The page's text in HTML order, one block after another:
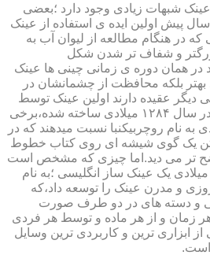
شبهات زیادی وجود دارد ؛بعضی
پیش اولین ایده ی استفاده از عینک
در هنگام مطالعه از لیوان آب به
و شفاف تر شدن شکل
در همان دوره ی زمانی چینی ها عینک
بهتر بلکه محافظت از چشمانشان در
دیگر عقیده دارند اولین عینک توسط
سالوینو دارماتی اهل ایتالیا در سال ۱۲۸۴ میلادی ساخته شده،برخی
به نام روچربیکنبا نسبت میدهند که در
گذاشتن یک گوی شیشه ای روی کتاب خطوط
تر می دید.اما چیزی که مشخص است
این است که در سال ۱۷۲۷ میلادی یک عینک ساز انگلیسی ؛به نام
و مدرن عینک را توسعه داد،که
و دسته های در دو طرف صورت
زمان و از هر ماده و توسط هر فردی
ابزاری ترین و کاربردی ترین وسایل
است.